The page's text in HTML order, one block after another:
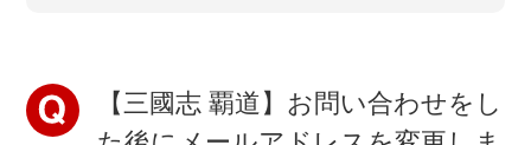
【三國志 覇道】お問い合わせをし